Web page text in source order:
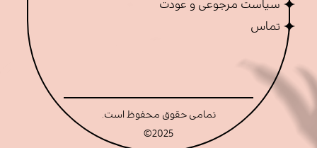
سیاست مرجوعی و عودت
تماس
تمامی حقوق محفوظ است.
2025
©